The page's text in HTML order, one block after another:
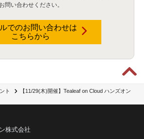
ト
【11/29(木)開催】Tealeaf on Cloud ハンズオン
問い合わせください。
でのお問い合わせは
こちらから
株式会社